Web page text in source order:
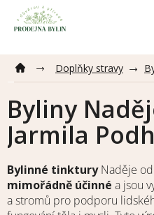
obsah
Doplňky stravy
Byliny
Jarmila
Bylinné tinkturyNaděje od
mimořádně účinné a jsou
a stromů pro podporu